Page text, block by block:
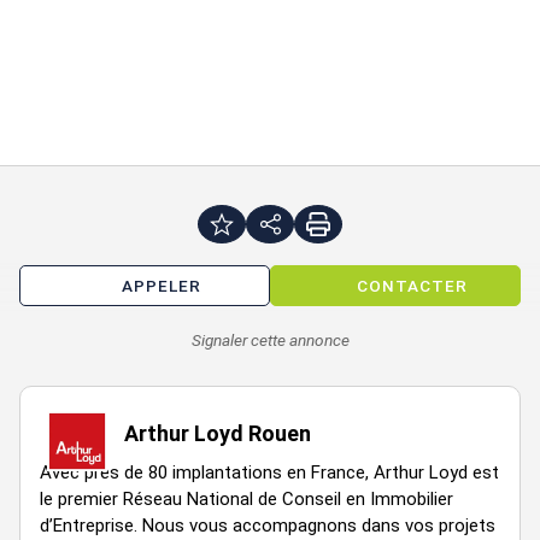
d'un bel espace extérieur.
Immeuble indépendant
5 min. Jusqu'à Paris par l'A150 et A13
Les informations sur les risques auxquels ce bien est exposé
sont disponibles sur le site Géorisques :
www.georisques.gouv.fr
APPELER CONTACTER
Signaler cette annonce
Arthur Loyd Rouen
Avec près de 80 implantations en France, Arthur Loyd est
le premier Réseau National de Conseil en Immobilier
d’Entreprise. Nous vous accompagnons dans vos projets